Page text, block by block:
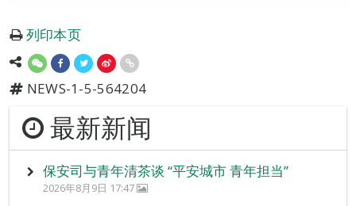
列印本页
NEWS-1-5-564204
最新新闻
保安司与青年清茶谈 “平安城市 青年担当”
2026年8月9日 17:47